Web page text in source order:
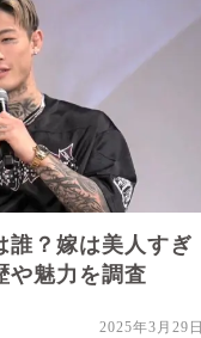
誰？嫁は美人すぎ
や魅力を調査
2025年3月29日